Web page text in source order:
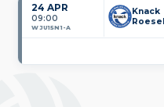
24 APR
09:00
WJU15N1-A
Knack